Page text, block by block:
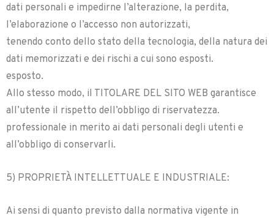
dati personali e impedirne l’alterazione, la perdita,
l’elaborazione o l’accesso non autorizzati,
tenendo conto dello stato della tecnologia, della natura dei
dati memorizzati e dei rischi a cui sono esposti.
esposto.
Allo stesso modo, il TITOLARE DEL SITO WEB garantisce
all’utente il rispetto dell’obbligo di riservatezza.
professionale in merito ai dati personali degli utenti e
all’obbligo di conservarli.
5) PROPRIETÀ INTELLETTUALE E INDUSTRIALE:
Ai sensi di quanto previsto dalla normativa vigente in